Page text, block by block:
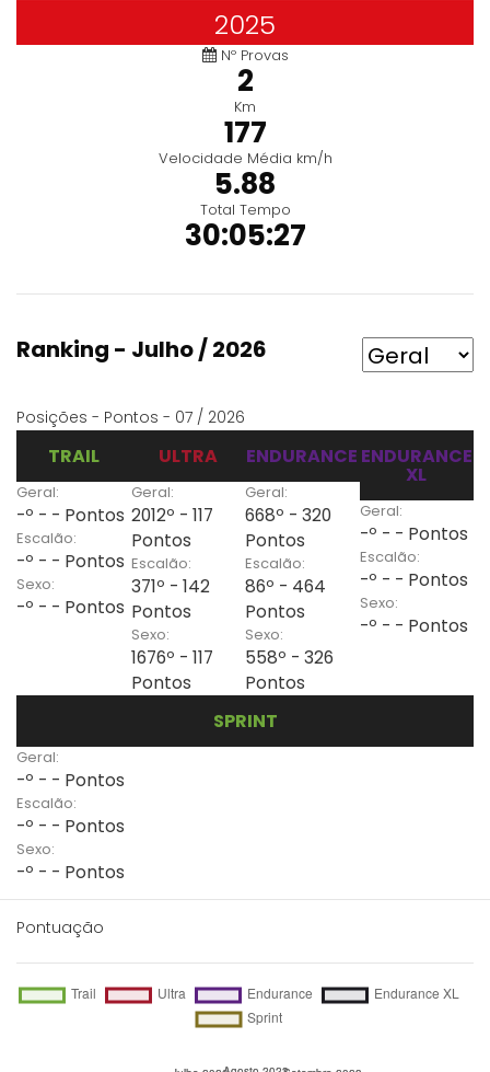
2025
Nº Provas
2
Km
177
Velocidade Média km/h
5.88
Total Tempo
30:05:27
Ranking - Julho / 2026
Posições - Pontos - 07 / 2026
TRAIL
Geral:
-º - - Pontos
Escalão:
-º - - Pontos
Sexo:
-º - - Pontos
ULTRA
Geral:
2012º - 117
Pontos
Escalão:
371º - 142
Pontos
Sexo:
1676º - 117
Pontos
ENDURANCE
Geral:
668º - 320
Pontos
Escalão:
86º - 464
Pontos
Sexo:
558º - 326
Pontos
ENDURANCE
XL
Geral:
-º - - Pontos
Escalão:
-º - - Pontos
Sexo:
-º - - Pontos
SPRINT
Geral:
-º - - Pontos
Escalão:
-º - - Pontos
Sexo:
-º - - Pontos
Pontuação